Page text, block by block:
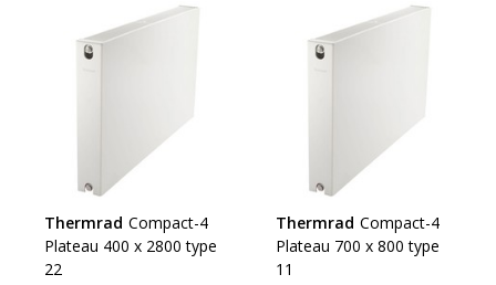
Thermrad Compact-4
Plateau 400 x 2800 type
22
Thermrad Compact-4
Plateau 700 x 800 type
11